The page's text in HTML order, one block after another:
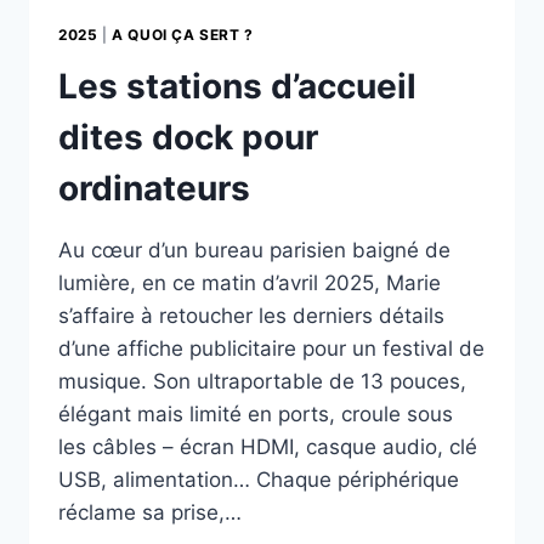
2025 |A QUOI ÇA SERT ?
Les stations d’accueil
dites dock pour
ordinateurs
Au cœur d’un bureau parisien baigné de
lumière, en ce matin d’avril 2025, Marie
s’affaire à retoucher les derniers détails
d’une affiche publicitaire pour un festival de
musique. Son ultraportable de 13 pouces,
élégant mais limité en ports, croule sous
les câbles – écran HDMI, casque audio, clé
USB, alimentation… Chaque périphérique
réclame sa prise,…